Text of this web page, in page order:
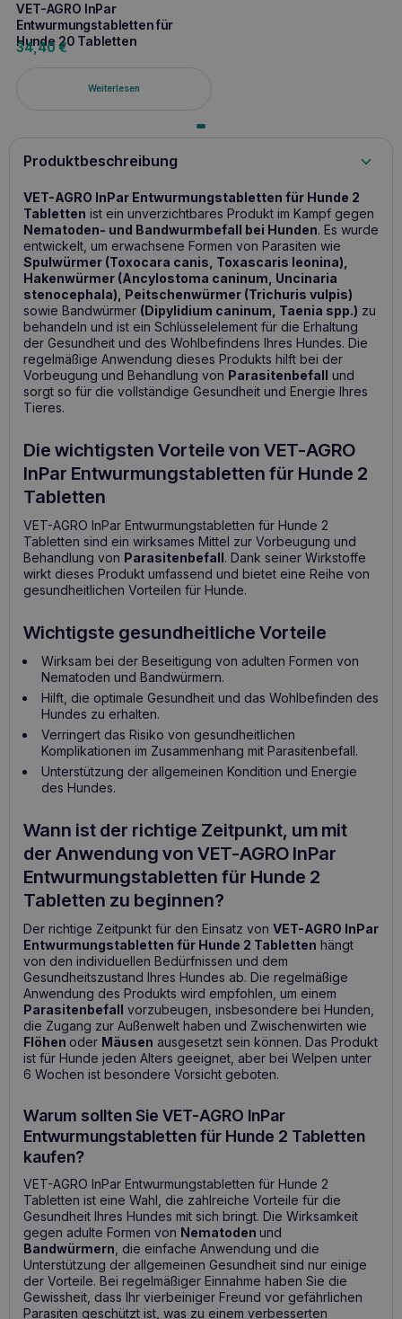
VET-AGRO InPar
Entwurmungstabletten für
Hunde 20 Tabletten
34,40 €
Weiterlesen
Produktbeschreibung
VET-AGRO InPar Entwurmungstabletten für Hunde 2
Tabletten ist ein unverzichtbares Produkt im Kampf gegen
Nematoden- und Bandwurmbefall bei Hunden. Es wurde
entwickelt, um erwachsene Formen von Parasiten wie
Spulwürmer (Toxocara canis, Toxascaris leonina),
Hakenwürmer (Ancylostoma caninum, Uncinaria
stenocephala), Peitschenwürmer (Trichuris vulpis)
sowie Bandwürmer (Dipylidium caninum, Taenia spp.) zu
behandeln und ist ein Schlüsselelement für die Erhaltung
der Gesundheit und des Wohlbefindens Ihres Hundes. Die
regelmäßige Anwendung dieses Produkts hilft bei der
Vorbeugung und Behandlung von Parasitenbefall und
sorgt so für die vollständige Gesundheit und Energie Ihres
Tieres.
Die wichtigsten Vorteile von VET-AGRO
InPar Entwurmungstabletten für Hunde 2
Tabletten
VET-AGRO InPar Entwurmungstabletten für Hunde 2
Tabletten sind ein wirksames Mittel zur Vorbeugung und
Behandlung von Parasitenbefall. Dank seiner Wirkstoffe
wirkt dieses Produkt umfassend und bietet eine Reihe von
gesundheitlichen Vorteilen für Hunde.
Wichtigste gesundheitliche Vorteile
Wirksam bei der Beseitigung von adulten Formen von
Nematoden und Bandwürmern.
Hilft, die optimale Gesundheit und das Wohlbefinden des
Hundes zu erhalten.
Verringert das Risiko von gesundheitlichen
Komplikationen im Zusammenhang mit Parasitenbefall.
Unterstützung der allgemeinen Kondition und Energie
des Hundes.
Wann ist der richtige Zeitpunkt, um mit
der Anwendung von VET-AGRO InPar
Entwurmungstabletten für Hunde 2
Tabletten zu beginnen?
Der richtige Zeitpunkt für den Einsatz von VET-AGRO InPar
Entwurmungstabletten für Hunde 2 Tabletten hängt
von den individuellen Bedürfnissen und dem
Gesundheitszustand Ihres Hundes ab. Die regelmäßige
Anwendung des Produkts wird empfohlen, um einem
Parasitenbefall vorzubeugen, insbesondere bei Hunden,
die Zugang zur Außenwelt haben und Zwischenwirten wie
Flöhen oder Mäusen ausgesetzt sein können. Das Produkt
ist für Hunde jeden Alters geeignet, aber bei Welpen unter
6 Wochen ist besondere Vorsicht geboten.
Warum sollten Sie VET-AGRO InPar
Entwurmungstabletten für Hunde 2 Tabletten
kaufen?
VET-AGRO InPar Entwurmungstabletten für Hunde 2
Tabletten ist eine Wahl, die zahlreiche Vorteile für die
Gesundheit Ihres Hundes mit sich bringt. Die Wirksamkeit
gegen adulte Formen von Nematoden und
Bandwürmern , die einfache Anwendung und die
Unterstützung der allgemeinen Gesundheit sind nur einige
der Vorteile. Bei regelmäßiger Einnahme haben Sie die
Gewissheit, dass Ihr vierbeiniger Freund vor gefährlichen
Parasiten geschützt ist, was zu einem verbesserten